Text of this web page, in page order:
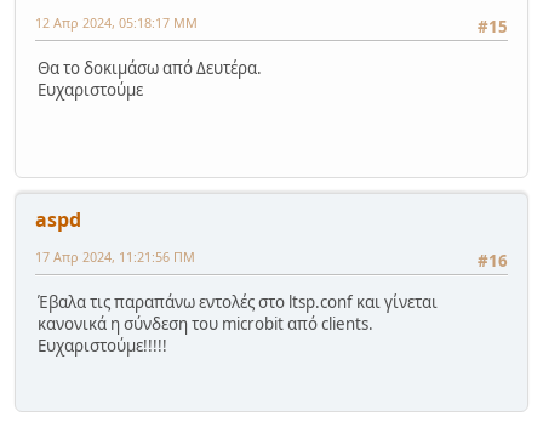
#15
12 Απρ 2024, 05:18:17 ΜΜ
Θα το δοκιμάσω από Δευτέρα.
Ευχαριστούμε
aspd
#16
17 Απρ 2024, 11:21:56 ΠΜ
Έβαλα τις παραπάνω εντολές στο ltsp.conf και γίνεται
κανονικά η σύνδεση του microbit από clients.
Ευχαριστούμε!!!!!